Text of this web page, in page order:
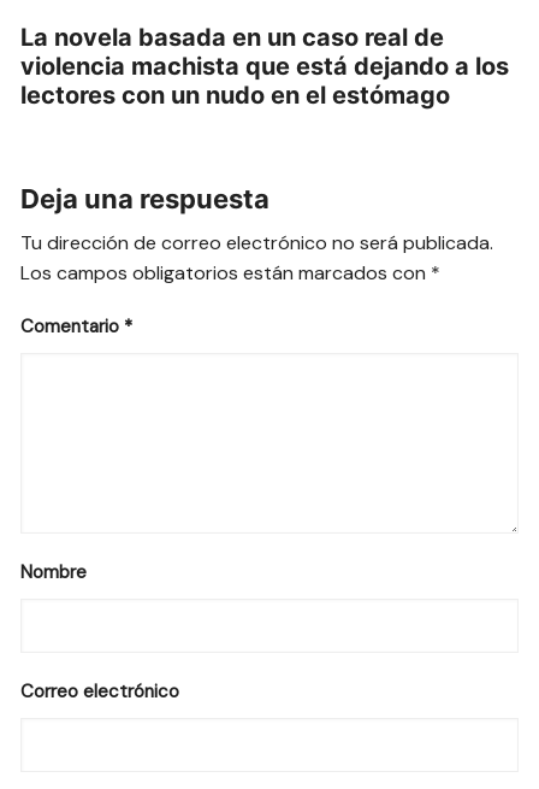
La novela basada en un caso real de
violencia machista que está dejando a los
lectores con un nudo en el estómago
Deja una respuesta
Tu dirección de correo electrónico no será publicada.
Los campos obligatorios están marcados con *
Comentario *
Nombre
Correo electrónico